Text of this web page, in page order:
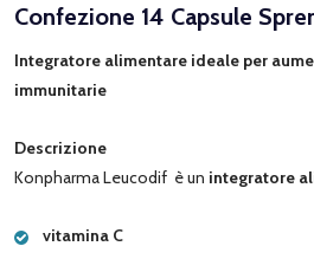
Confezione 14 Capsule
Integratore alimentare ideale per
immunitarie
Descrizione
Konpharma Leucodif è un integratore
vitamina C